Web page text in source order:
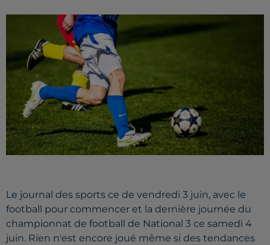
Le journal des sports ce de vendredi 3 juin, avec le
football pour commencer et la dernière journée du
championnat de football de National 3 ce samedi 4
juin. Rien n'est encore joué même si des tendances